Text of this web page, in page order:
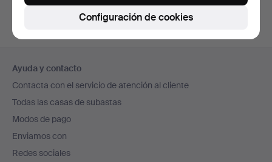
en
el
pie
de
página
Ayuda y contacto
Contacta con el servicio de atención al cliente
Todas las casas de subastas
Modos de pago
Enviamos con
Redes sociales
Configuración de cookies